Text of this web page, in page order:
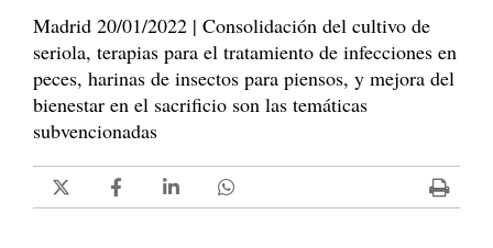
Madrid 20/01/2022 | Consolidación del cultivo de
seriola, terapias para el tratamiento de infecciones en
peces, harinas de insectos para piensos, y mejora del
bienestar en el sacrificio son las temáticas
subvencionadas